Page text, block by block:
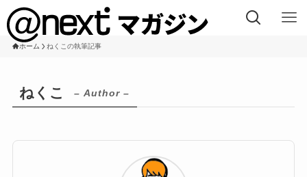
ホーム ねくこの執筆記事
ねくこ – Author –